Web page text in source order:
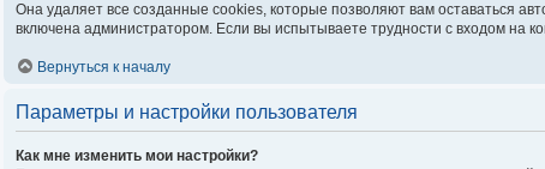
Она удаляет все созданные cookies, которые позволяют вам оставаться
включена администратором. Если вы испытываете трудности с входом
Вернуться к началу
Параметры и настройки пользователя
Как мне изменить мои настройки?